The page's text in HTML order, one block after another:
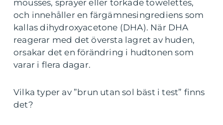
mousses, sprayer eller torkade towelettes,
och innehåller en färgämnesingrediens som
kallas dihydroxyacetone (DHA). När DHA
reagerar med det översta lagret av huden,
orsakar det en förändring i hudtonen som
varar i flera dagar.
Vilka typer av ”brun utan sol bäst i test” finns
det?